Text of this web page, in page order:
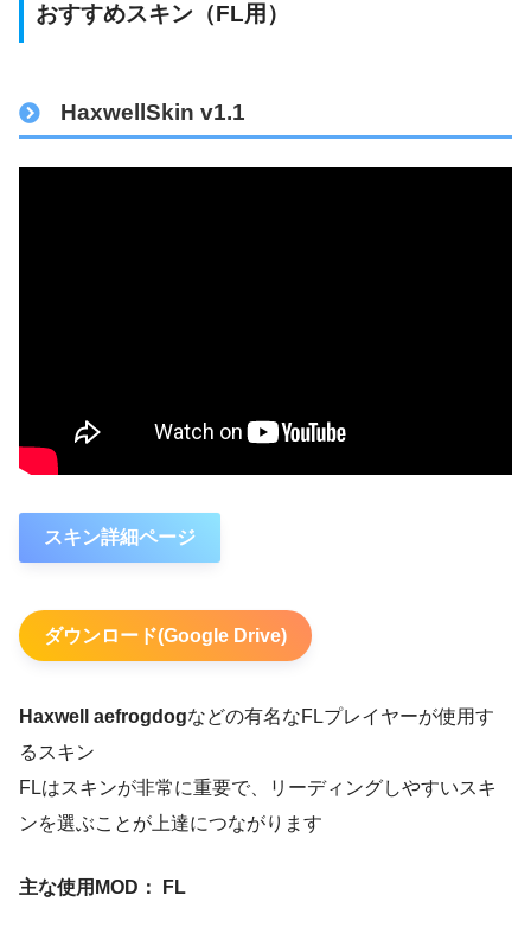
おすすめスキン（FL用）
HaxwellSkin v1.1
スキン詳細ページ
ダウンロード(Google Drive)
Haxwell aefrogdogなどの有名なFLプレイヤーが使用す
るスキン
FLはスキンが非常に重要で、リーディングしやすいスキ
ンを選ぶことが上達につながります
主な使用MOD： FL